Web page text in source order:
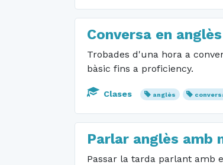
Conversa en anglès
Trobades d'una hora a
bàsic fins a proficiency.
Clases anglès
Parlar anglès amb
Passar la tarda parlant amb